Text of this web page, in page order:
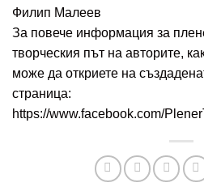
Филип Малеев
За повече информация за
творческия път на авторите,
може да откриете на
страница:
https://www.facebook.com/